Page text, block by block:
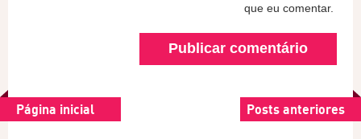
que eu comentar.
Página inicial Posts anteriores